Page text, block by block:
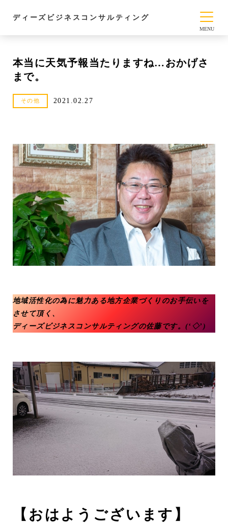
ディーズビジネスコンサルティング
本当に天気予報当たりますね…おかげさ
まで。
その他 2021.02.27
地域活性化の為に魅力ある地方企業づくりのお手伝いを
させて頂く、
ディーズビジネスコンサルティングの佐藤です。(‘◇’)ゞ
【おはようございます】